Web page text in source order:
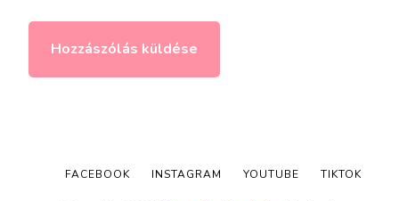
FACEBOOK INSTAGRAM YOUTUBE TIKTOK